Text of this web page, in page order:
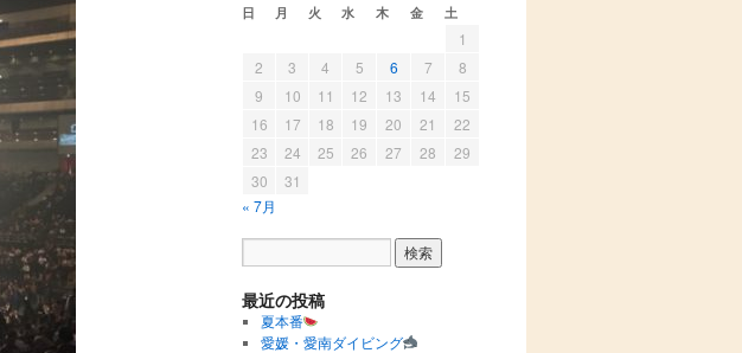
日 月 火 水 木 金 土
1
2
3 4 5 6 7
8
9
10 11 12 13 14
15
16
17 18 19 20 21
22
23
24 25 26 27 28
29
30
31
« 7月
最近の投稿
夏本番
愛媛・愛南ダイビング